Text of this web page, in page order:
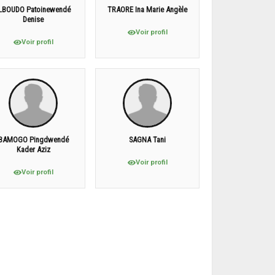
Patoinewendé
Denise
Voir profil
TRAORE Ina Marie Angèle
Voir profil
Pingdwendé
Kader Aziz
Voir profil
SAGNA Tani
Voir profil